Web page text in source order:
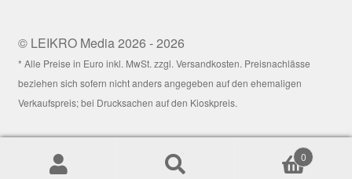
© LEIKRO Media 2026 - 2026
* Alle Preise in Euro inkl. MwSt. zzgl. Versandkosten. Preisnachlässe
beziehen sich sofern nicht anders angegeben auf den ehemaligen
Verkaufspreis; bei Drucksachen auf den Kioskpreis.
Suchen
0